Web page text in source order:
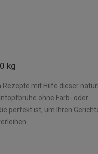
kg
Rezepte mit Hilfe dieser
ohne Farb- oder
perfekt ist, um Ihren